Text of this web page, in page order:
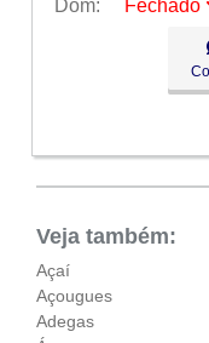
Dom:
Fechado
09:00
09:00
09:00
Veja também:
Açaí
Açougues
Adegas